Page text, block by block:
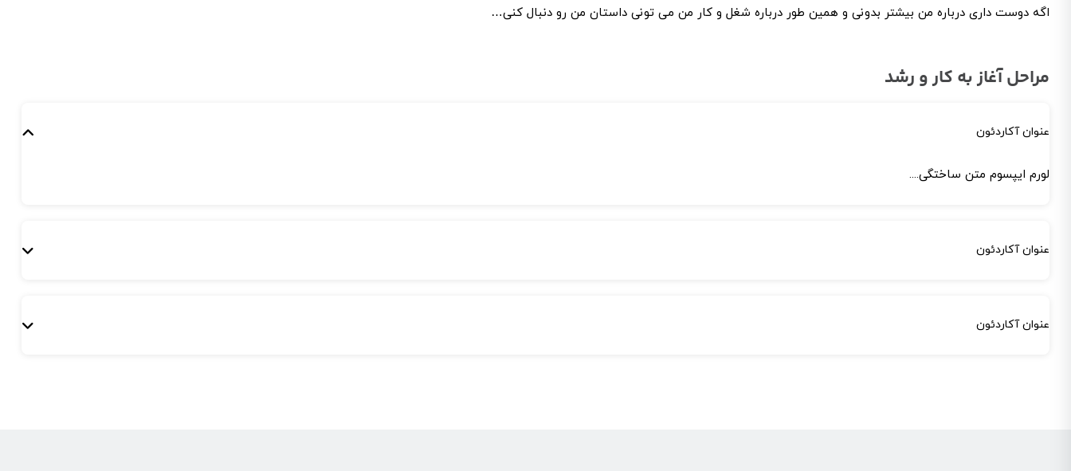
اگه دوست داری درباره من بیشتر بدونی و همین طور درباره شغل و کار من می تونی داستان من رو دنبال کنی…
مراحل آغاز به کار و رشد
عنوان آکاردئون
لورم ایپسوم متن ساختگی....
عنوان آکاردئون
عنوان آکاردئون